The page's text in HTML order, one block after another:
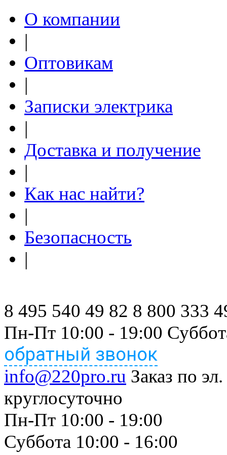
О компании
|
Оптовикам
|
Записки электрика
|
Доставка и получение
|
Как нас найти?
|
Безопасность
|
8 495 540 49 82 8 800 333
Пн-Пт 10:00 - 19:00
обратный звонок
info@220pro.ru Заказ по
круглосуточно
Пн-Пт 10:00 - 19:00
Суббота 10:00 - 16:00